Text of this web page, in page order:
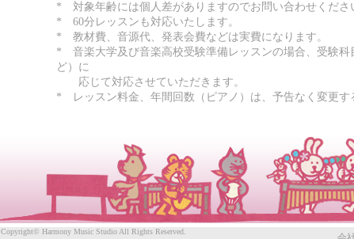
* 対象年齢には個人差がありますのでお問い合わせくださ
* 60分レッスンも対応いたします。
* 教材費、音源代、発表会費などは実費になります。
* 音楽大学及び音楽高校受験準備レッスンの場合、受験科
ど）に
応じて対応させていただきます。
* レッスン料金、年間回数（ピアノ）は、予告なく変更す
Copyright© Harmony Music Studio All Rights Reserved.